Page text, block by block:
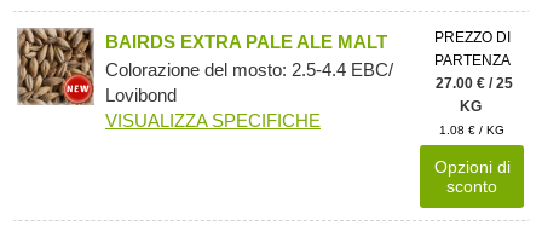
BAIRDS EXTRA PALE ALE MALT
Colorazione del mosto: 2.5-4.4 EBC/
Lovibond
VISUALIZZA SPECIFICHE
PREZZO DI
PARTENZA
27.00 € / 25
KG
1.08 € / KG
Opzioni di
sconto